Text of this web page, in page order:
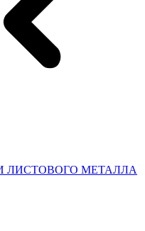
ЛИСТОВОГО МЕТАЛЛА